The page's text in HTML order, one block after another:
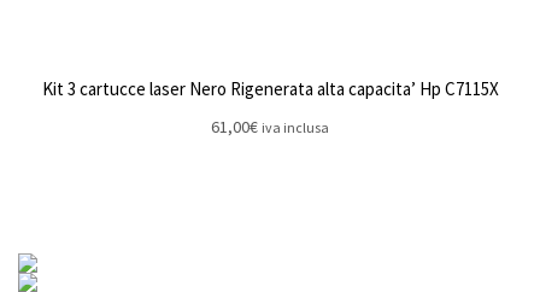
Kit 3 cartucce laser Nero Rigenerata alta capacita’ Hp C7115X
61,00€ iva inclusa